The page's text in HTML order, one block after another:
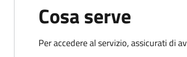
Cosa serve
Per accedere al servizio, assicurati di